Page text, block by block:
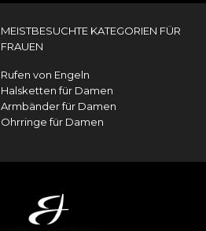
MEISTBESUCHTE KATEGORIEN FÜR
FRAUEN
Rufen von Engeln
Halsketten für Damen
Armbänder für Damen
Ohrringe für Damen